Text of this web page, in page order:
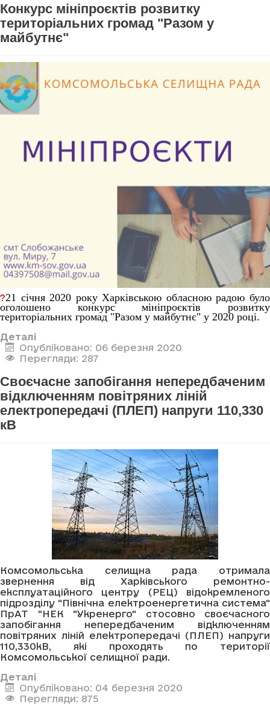
Конкурс мініпроєктів розвитку
територіальних громад "Разом у
майбутнє"
?21 січня 2020 року Харківською обласною радою було
оголошено конкурс мініпроєктів розвитку
територіальних громад "Разом у майбутнє" у 2020 році.
Деталі
Опубліковано: 06 березня 2020
Перегляди: 287
Своєчасне запобігання непередбаченим
відключенням повітряних ліній
електропередачі (ПЛЕП) напруги 110,330
кВ
Комсомольська селищна рада отримала
звернення від Харківського ремонтно-
експлуатаційного центру (РЕЦ) відокремленого
підрозділу "Північна електроенергетична система"
ПрАТ "НЕК "Укренерго" стосовно своєчасного
запобігання непередбаченим відключенням
повітряних ліній електропередачі (ПЛЕП) напруги
110,330кВ, які проходять по території
Комсомольської селищної ради.
Деталі
Опубліковано: 04 березня 2020
Перегляди: 875